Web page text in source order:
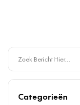
Search
Categorieën